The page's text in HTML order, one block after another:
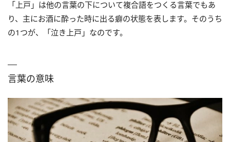
「上戸」は他の言葉の下について複合語をつくる言葉でもあ
り、主にお酒に酔った時に出る癖の状態を表します。そのうち
の1つが、「泣き上戸」なのです。
言葉の意味